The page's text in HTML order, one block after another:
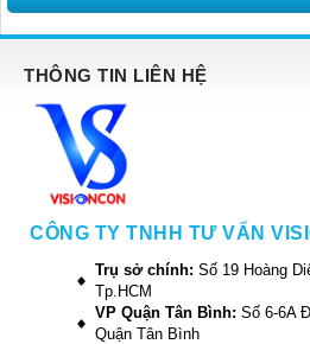
THÔNG TIN LIÊN HỆ
CÔNG TY TNHH TƯ VẤN
Trụ sở chính: Số 19 Hoàng
Tp.HCM
VP Quận Tân Bình: Số 6-6A
Quận Tân Bình